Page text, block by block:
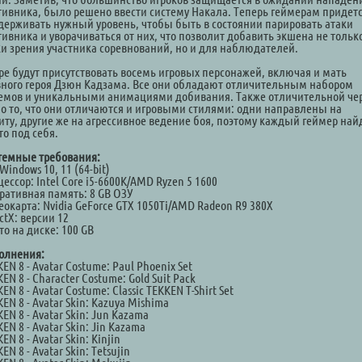
было решено ввести систему Накала. Теперь геймерам
нужный уровень, чтобы быть в состоянии парировать атаки
и уворачиваться от них, что позволит добавить экшена не
зрения участника соревнований, но и для наблюдателей.
будут присутствовать восемь игровых персонажей, включая и мать
героя Дзюн Кадзама. Все они обладают отличительным набором
и уникальными анимациями добивания. Также отличительной
то, что они отличаются и игровыми стилями: одни направлены на
другие же на агрессивное ведение боя, поэтому каждый геймер
под себя.
требования:
10, 11 (64-bit)
Intel Core i5-6600K/AMD Ryzen 5 1600
память: 8 GB ОЗУ
Nvidia GeForce GTX 1050Ti/AMD Radeon R9 380X
версии 12
на диске: 100 GB
8 - Avatar Costume: Paul Phoenix Set
8 - Character Costume: Gold Suit Pack
8 - Avatar Costume: Classic TEKKEN T-Shirt Set
8 - Avatar Skin: Kazuya Mishima
8 - Avatar Skin: Jun Kazama
8 - Avatar Skin: Jin Kazama
8 - Avatar Skin: Kinjin
8 - Avatar Skin: Tetsujin